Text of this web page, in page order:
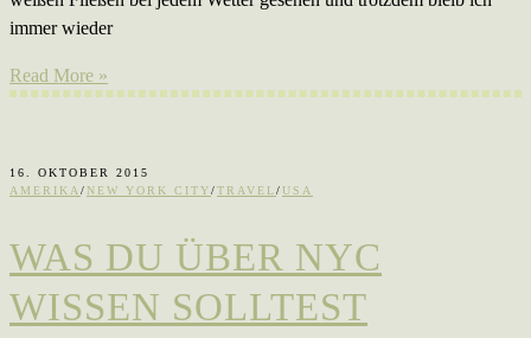
immer wieder
Read More »
16. OKTOBER 2015
AMERIKA/NEW YORK CITY/TRAVEL/USA
WAS DU ÜBER NYC
WISSEN SOLLTEST